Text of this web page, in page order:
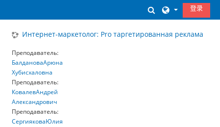
切换搜索输入
登录
Интернет-маркетолог: Pro таргетированная реклама
Преподаватель:
БалдановаАрюна
Хубисхаловна
Преподаватель:
КовалевАндрей
Александрович
Преподаватель:
СергияковаЮлия